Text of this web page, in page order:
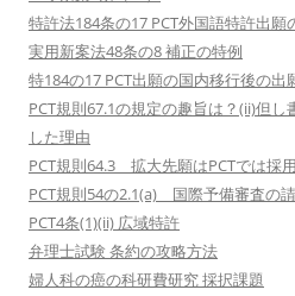
特許法184条の17 PCT外国語特許出
実用新案法48条の8 補正の特例
特184の17 PCT出願の国内移行後の
PCT規則67.1の規定の趣旨は？(ii)但
した理由
PCT規則64.3 拡大先願はPCTでは採
PCT規則54の2.1(a) 国際予備審査の
PCT4条(1)(ii) 広域特許
弁理士試験 条約の攻略方法
婦人科の癌の科研費研究 採択課題